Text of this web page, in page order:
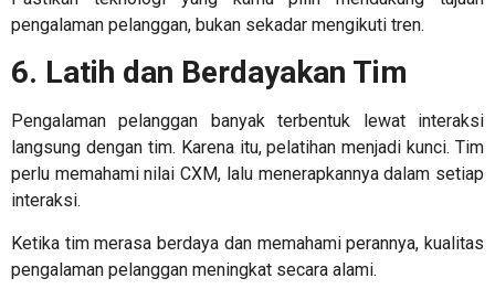
pengalaman pelanggan, bukan sekadar mengikuti tren.
6. Latih dan Berdayakan Tim
Pengalaman pelanggan banyak terbentuk lewat interaksi
langsung dengan tim. Karena itu, pelatihan menjadi kunci. Tim
perlu memahami nilai CXM, lalu menerapkannya dalam setiap
interaksi.
Ketika tim merasa berdaya dan memahami perannya, kualitas
pengalaman pelanggan meningkat secara alami.